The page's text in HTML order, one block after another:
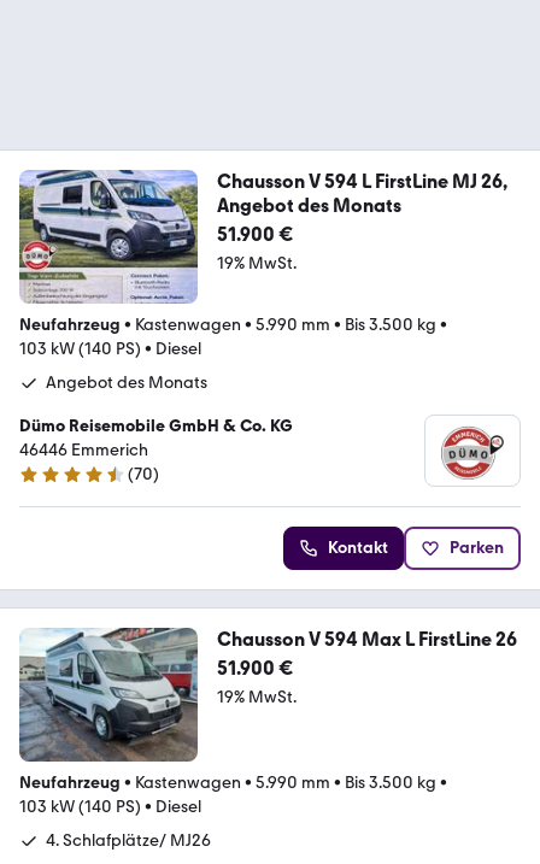
Chausson V 594 L FirstLine MJ 26,
Angebot des Monats
51.900 €
19% MwSt.
Neufahrzeug • Kastenwagen • 5.990 mm • Bis 3.500 kg •
103 kW (140 PS) • Diesel
Angebot des Monats
Dümo Reisemobile GmbH & Co. KG
46446 Emmerich
4.3 Sterne
(70)
Kontakt Parken
Chausson V 594 Max L FirstLine 26
51.900 €
19% MwSt.
Neufahrzeug • Kastenwagen • 5.990 mm • Bis 3.500 kg •
103 kW (140 PS) • Diesel
4. Schlafplätze/ MJ26